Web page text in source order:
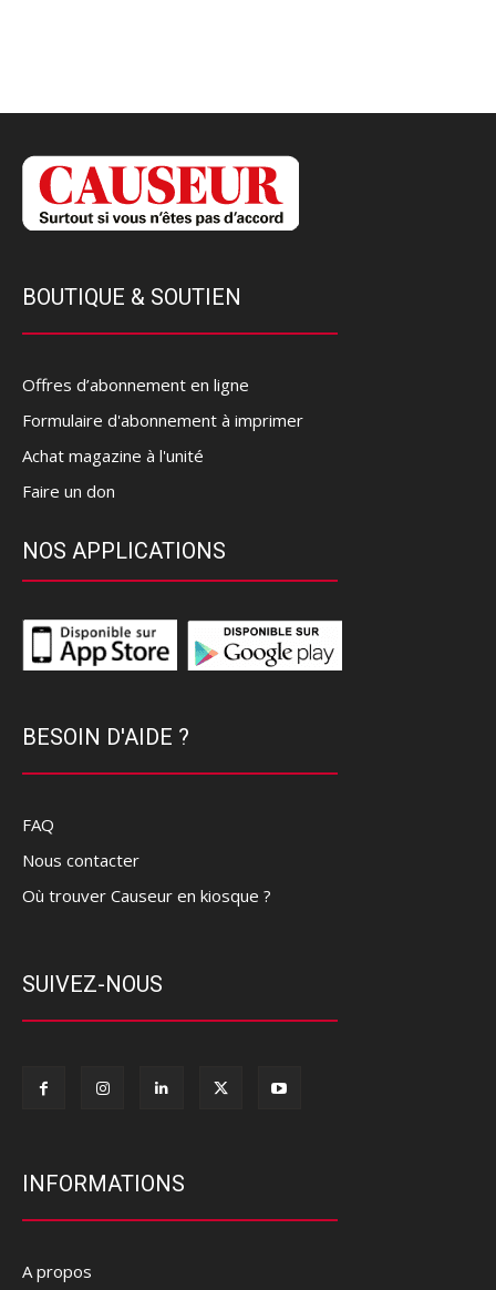
BOUTIQUE & SOUTIEN
Offres d’abonnement en ligne
Formulaire d'abonnement à imprimer
Achat magazine à l'unité
Faire un don
NOS APPLICATIONS
BESOIN D'AIDE ?
FAQ
Nous contacter
Où trouver Causeur en kiosque ?
SUIVEZ-NOUS
INFORMATIONS
A propos